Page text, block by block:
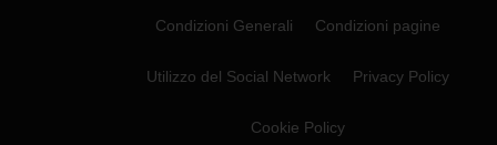
Condizioni Generali Condizioni pagine
Utilizzo del Social Network Privacy Policy
Cookie Policy